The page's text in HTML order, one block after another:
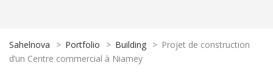
Sahelnova > Portfolio > Building > Projet de construction
d’un Centre commercial à Niamey